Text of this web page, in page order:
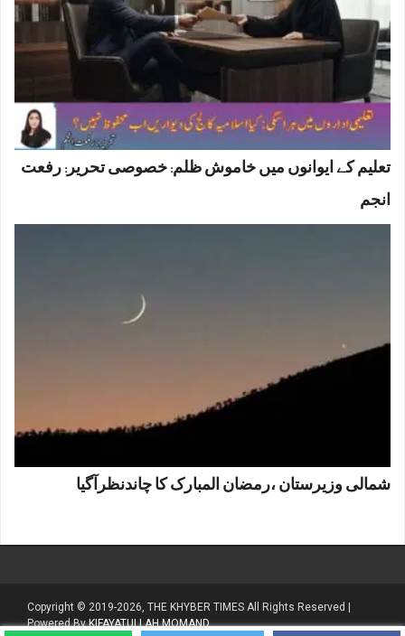
تعلیم کے ایوانوں میں خاموش ظلم: خصوصی تحریر: رفعت
انجم
شمالی وزیرستان ،رمضان المبارک کا چاندنظرآگیا
Copyright © 2019-2026, THE KHYBER TIMES All Rights Reserved |
Powered ByKIFAYATULLAH MOMAND